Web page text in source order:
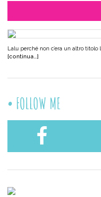
Lalu perché non c’era un altro
[continua…]
FOLLOW ME